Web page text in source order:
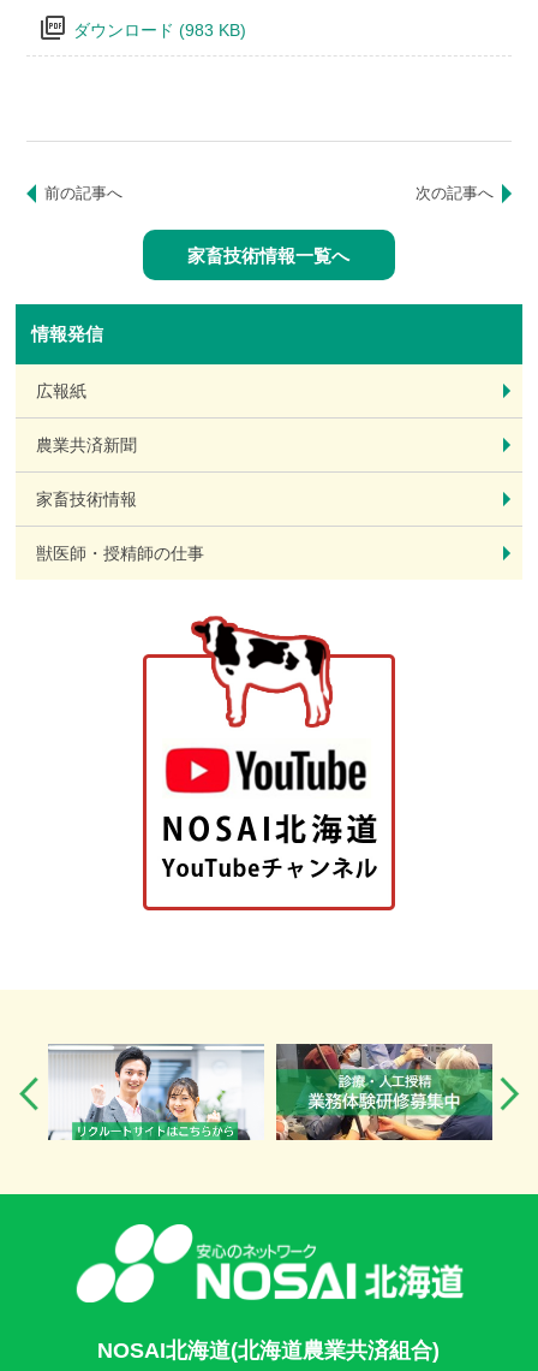
picture_as_pdf ダウンロード (983 KB)
前の記事へ 次の記事へ
家畜技術情報一覧へ
情報発信
広報紙
農業共済新聞
家畜技術情報
獣医師・授精師の仕事
NOSAI北海道(北海道農業共済組合)